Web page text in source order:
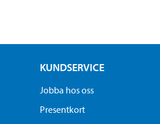
KUNDSERVICE
Jobba hos oss
Presentkort